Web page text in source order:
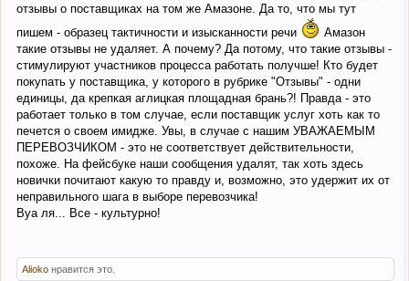
отзывы о поставщиках на том же Амазоне. Да то, что мы тут
пишем - образец тактичности и изысканности речи
Амазон
такие отзывы не удаляет. А почему? Да потому, что такие отзывы -
стимулируют участников процесса работать получше! Кто будет
покупать у поставщика, у которого в рубрике "Отзывы" - одни
единицы, да крепкая аглицкая площадная брань?! Правда - это
работает только в том случае, если поставщик услуг хоть как то
печется о своем имидже. Увы, в случае с нашим УВАЖАЕМЫМ
ПЕРЕВОЗЧИКОМ - это не соответствует действительности,
похоже. На фейсбуке наши сообщения удалят, так хоть здесь
новички почитают какую то правду и, возможно, это удержит их от
неправильного шага в выборе перевозчика!
Вуа ля... Все - культурно!
Alioko нравится это.